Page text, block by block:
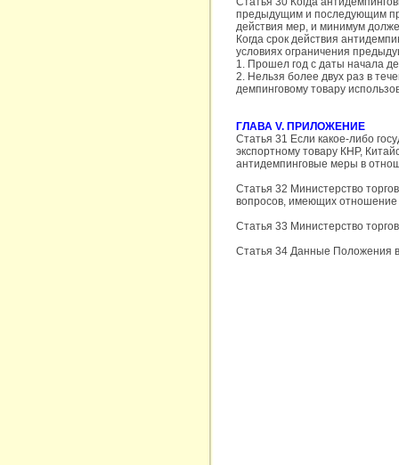
предыдущим и последующим
действия мер, и минимум
Когда срок действия
условиях ограничения
1. Прошел год с даты начала
2. Нельзя более двух раз в
демпинговому товару
ГЛАВА V. ПРИЛОЖЕНИЕ
Статья 31 Если какое-либо
экспортному товару КНР,
антидемпинговые меры в
Статья 32 Министерство
вопросов, имеющих отношение
Статья 33 Министерство
Статья 34 Данные Положения